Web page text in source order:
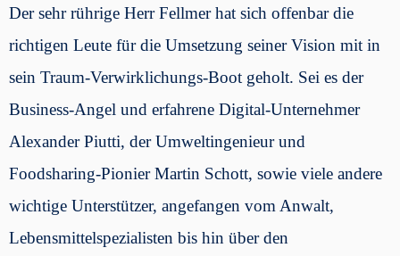
Der sehr rührige Herr Fellmer hat sich offenbar die
richtigen Leute für die Umsetzung seiner Vision mit in
sein Traum-Verwirklichungs-Boot geholt. Sei es der
Business-Angel und erfahrene Digital-Unternehmer
Alexander Piutti, der Umweltingenieur und
Foodsharing-Pionier Martin Schott, sowie viele andere
wichtige Unterstützer, angefangen vom Anwalt,
Lebensmittelspezialisten bis hin über den